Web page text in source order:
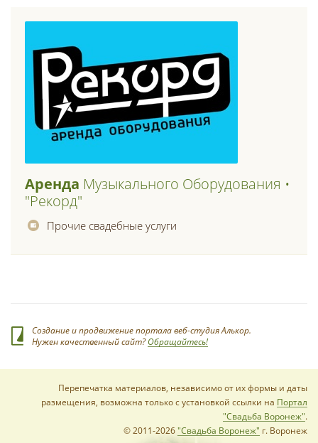
Аренда Музыкального Оборудования •
"рекорд"
Прочие свадебные услуги
Создание и продвижение портала веб-студия Алькор.
Нужен качественный сайт?Обращайтесь!
Перепечатка материалов, независимо от их формы и даты
размещения, возможна только с установкой ссылки на Портал
"Свадьба Воронеж".
© 2011-2026"Свадьба Воронеж" г. Воронеж